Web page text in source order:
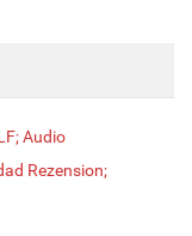
Audio
Rezension;